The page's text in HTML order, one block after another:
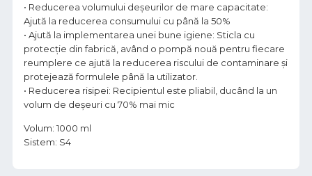
• Reducerea volumului deșeurilor de mare capacitate:
Ajută la reducerea consumului cu până la 50%
• Ajută la implementarea unei bune igiene: Sticla cu
protecție din fabrică, având o pompă nouă pentru fiecare
reumplere ce ajută la reducerea riscului de contaminare și
protejează formulele până la utilizator.
• Reducerea risipei: Recipientul este pliabil, ducând la un
volum de deșeuri cu 70% mai mic
Volum: 1000 ml
Sistem: S4